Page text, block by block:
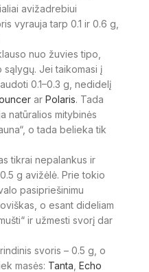
avižadrebiui
vyrauja tarp 0.1 ir 0.6 g,
nuo žuvies tipo,
Jei taikomasi į
0.1–0.3 g, nedidelį
ar Polaris. Tada
natūralios mitybinės
o tada belieka tik
tikrai nepalankus ir
g avižėlė. Prie tokio
pasipriešinimu
o esant dideliam
ir užmesti svorį dar
svoris – 0.5 g, o
masės: Tanta Echo